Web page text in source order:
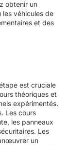
obtenir un
les véhicules de
et des
est cruciale
théoriques et
expérimentés.
Les cours
les panneaux
Les
un